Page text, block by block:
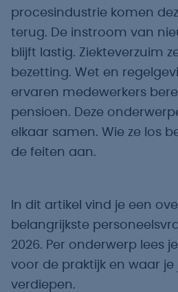
procesindustrie komen
terug. De instroom van
blijft lastig. Ziekteverzuim
bezetting. Wet en
ervaren medewerkers
pensioen. Deze
elkaar samen. Wie ze los
de feiten aan.
In dit artikel vind je een
belangrijkste
2026. Per onderwerp lees
voor de praktijk en waar je
verdiepen.